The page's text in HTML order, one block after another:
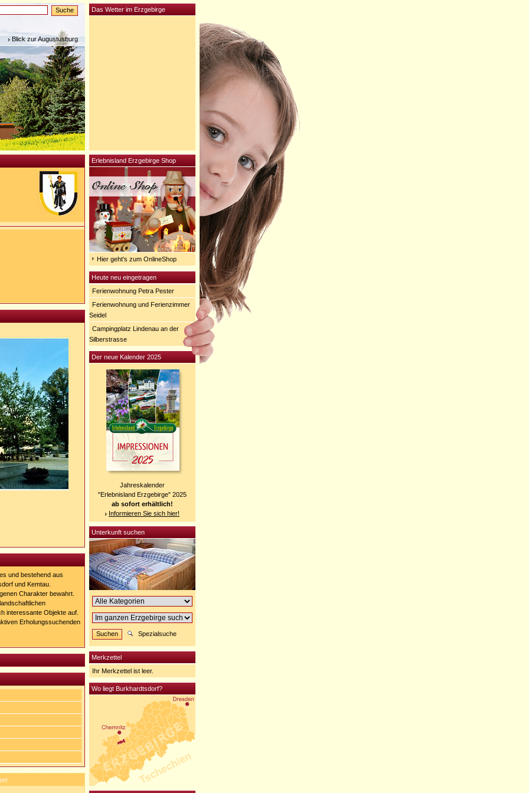
Blick zur Augustusburg
und bestehend aus
und Kemtau.
Charakter bewahrt.
interessante Objekte auf.
Erholungssuchenden
Erlebnisland Erzgebirge Shop
Hier geht's zum OnlineShop
Heute neu eingetragen
Ferienwohnung Petra Pester
Ferienwohnung und Ferienzimmer
Seidel
Campingplatz Lindenau an der
Silberstrasse
Der neue Kalender 2025
Jahreskalender
"Erlebnisland Erzgebirge" 2025
ab sofort erhältlich!
Informieren Sie sich hier!
Unterkunft suchen
Spezialsuche
Merkzettel
Ihr Merkzettel ist leer.
Wo liegt Burkhardtsdorf?
Das Wetter im Erzgebirge